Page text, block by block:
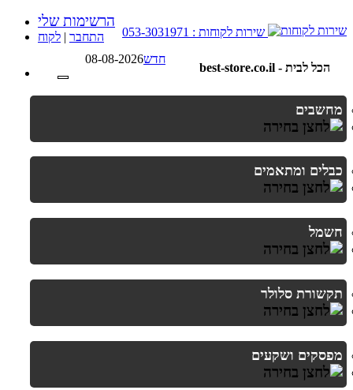
best-store.co.il - הכל לבית
08-08-2026
הרשימות שלי
התחבר | לקוח
חדש
מחשבים
כבלים ומתאמים
חשמל
תקשורת סלולר
מפסקים ושקעים